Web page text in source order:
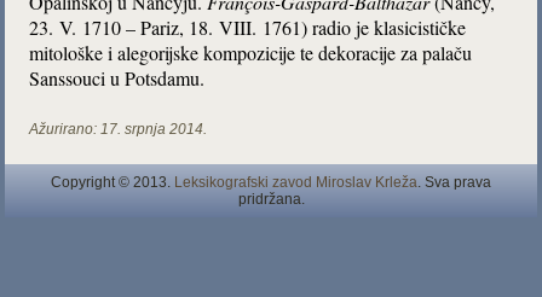
23. V. 1710 – Pariz, 18. VIII. 1761) radio je klasicističke
mitološke i alegorijske kompozicije te dekoracije za palaču
Sanssouci u Potsdamu.
Ažurirano: 17. srpnja 2014.
Copyright © 2013. Leksikografski zavod Miroslav Krleža. Sva prava
pridržana.